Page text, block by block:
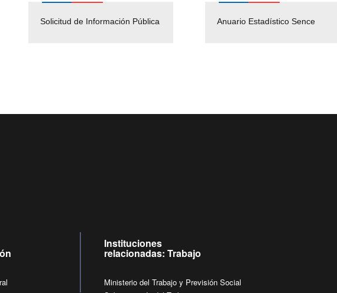
Solicitud de Información Pública Anuario Estadístico Sence
Pago Proveedores
Empleos Públicos
Solicitud Audiencias y
Instituciones
relacionadas: Trabajo
Ministerio del Trabajo y Previsión Social